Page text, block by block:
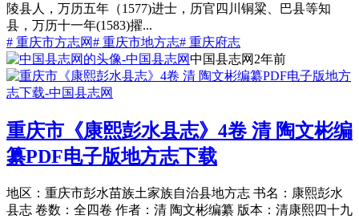
陵县人，万历五年（1577)进士，历官四川铜粱、巴县等知
县，万历十一年(1583)擢...
# 重庆市方志网# 重庆市地方志# 重庆府志
中国县志网 2年前
重庆市《康熙彭水县志》4卷 清 陶文彬编
纂PDF电子版地方志下载
地区：重庆市彭水苗族土家族自治县地方志 书名：康熙彭水
县志 卷数：全四卷 作者：清 陶文彬编纂 版本：清康熙四十九